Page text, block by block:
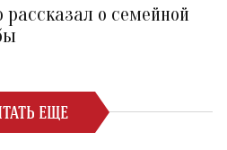
рассказал о семейной
ЕЩЕ